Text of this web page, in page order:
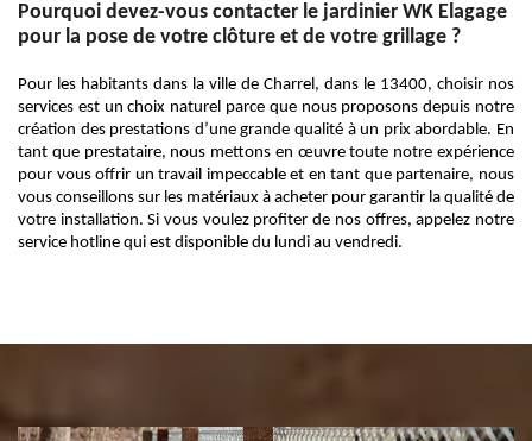
Pourquoi devez-vous contacter le jardinier WK Elagage
pour la pose de votre clôture et de votre grillage ?
Pour les habitants dans la ville de Charrel, dans le 13400, choisir nos
services est un choix naturel parce que nous proposons depuis notre
création des prestations d’une grande qualité à un prix abordable. En
tant que prestataire, nous mettons en œuvre toute notre expérience
pour vous offrir un travail impeccable et en tant que partenaire, nous
vous conseillons sur les matériaux à acheter pour garantir la qualité de
votre installation. Si vous voulez profiter de nos offres, appelez notre
service hotline qui est disponible du lundi au vendredi.